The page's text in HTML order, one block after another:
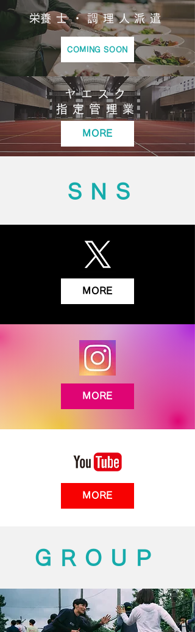
​栄養士・調理人派遣
COMING SOON
ヤエスク
​指定管理業
MORE
SNS
MORE
MORE
MORE
​GROUP